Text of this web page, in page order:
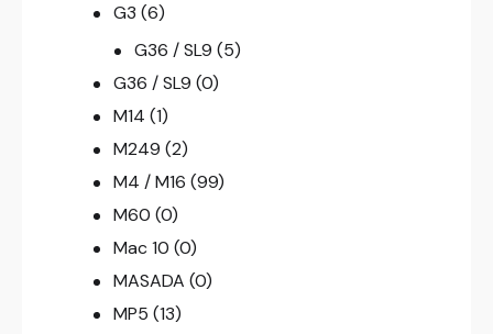
G3 (6)
G36 / SL9 (5)
G36 / SL9 (0)
M14 (1)
M249 (2)
M4 / M16 (99)
M60 (0)
Mac 10 (0)
MASADA (0)
MP5 (13)